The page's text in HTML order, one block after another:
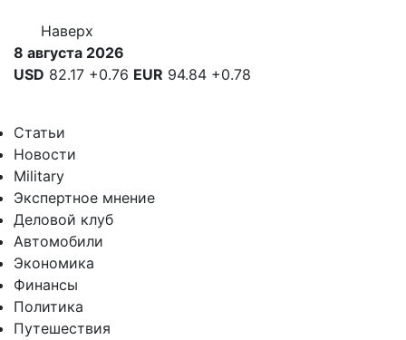
Наверх
8 августа 2026
USD 82.17 +0.76 EUR 94.84 +0.78
Статьи
Новости
Military
Экспертное мнение
Деловой клуб
Автомобили
Экономика
Финансы
Политика
Путешествия